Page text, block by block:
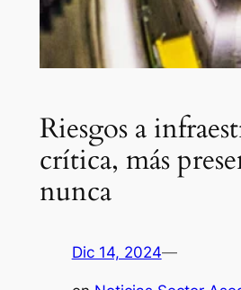
Riesgos a
crítica, más
nunca
Dic 14, 2024—